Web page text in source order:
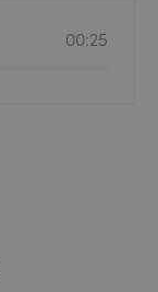
00:25